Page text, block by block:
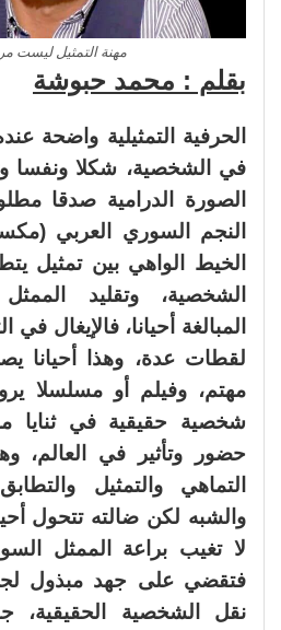
مهنة التمثيل ليست
بقلم : محمد حبوشة
الحرفية التمثيلية واضحة
في الشخصية، شكلا ونفسا
الصورة الدرامية صدقا
النجم السوري العربي
الخيط الواهي بين تمثيل
الشخصية، وتقليد
المبالغة أحيانا، فالإيغال
لقطات عدة، وهذا أحيانا
مهتم، وفيلم أو مسلسلا
شخصية حقيقية في ثنايا
حضور وتأثير في العالم،
التماهي والتمثيل
والشبه لكن ضالته تتحول
لا تغيب براعة الممثل
فتقضي على جهد مبذول
نقل الشخصية الحقيقية،